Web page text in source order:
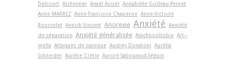
Delcourt Alzheimer Anaël Assier Annabelle Godeau-Pernet
Anne MARREZ Anne-Françoise Chaperon Anne-Victoire
Rousselet Annick Vincent Anorexie Anxiété Anxiété
de séparation Anxiété généralisée Arachnophobie Art-­
mella Attaques de panique Audrey Donatoni Aurélia
Schneider Aurélie Crétin Aurore Sabouraud-Séguin